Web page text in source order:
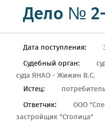
Дело №
Дата поступления:
Судебный орган:
суда ЯНАО - Жижин В.С.
Истец:
Ответчик:
ООО
застройщик "Столица"